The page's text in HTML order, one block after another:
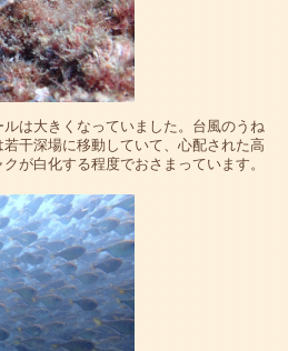
は大きくなっていました。台風のうね
干深場に移動していて、心配された高
が白化する程度でおさまっています。